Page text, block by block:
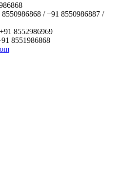
8550986868 / +91 8550986887 /
+91 8552986969
8551986868